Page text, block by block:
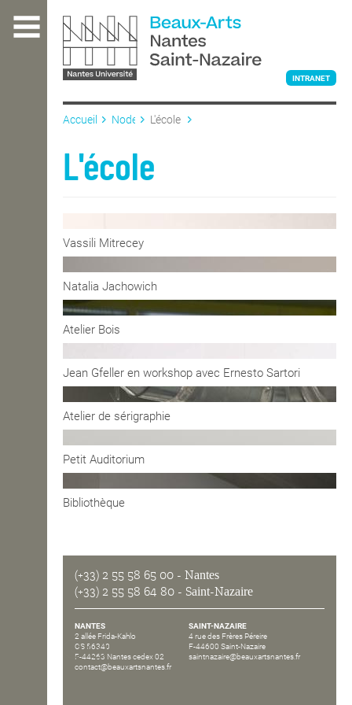
contenu
L'ÉCOLE
ENSEIGNEMENT
INTERNATIONAL
COURS PUBLICS
OPEN SCHOOL
CONTACTS
INTRANET
Accueil Node L'école
L'école
Vassili Mitrecey
Natalia Jachowich
Atelier Bois
Jean Gfeller en workshop avec Ernesto Sartori
Atelier de sérigraphie
Petit Auditorium
Bibliothèque
(+33) 2 55 58 65 00 - Nantes
(+33) 2 55 58 64 80 - Saint-Nazaire
NANTES
2 allée Frida-Kahlo
CS 56340
F-44263 Nantes cedex 02
contact@beauxartsnantes.fr
SAINT-NAZAIRE
4 rue des Frères Péreire
F-44600 Saint-Nazaire
saintnazaire@beauxartsnantes.fr